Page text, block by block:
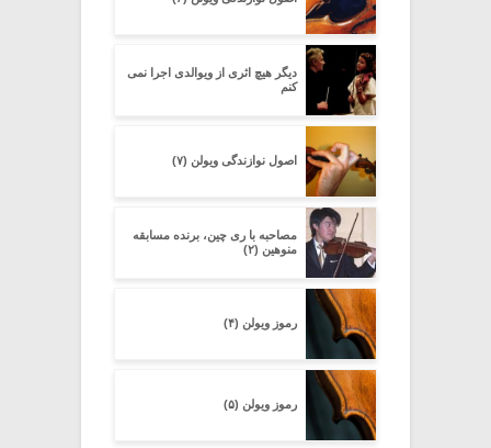
دیگر هیچ اثرى از ویوالدى اجرا نمى
کنم
اصول نوازندگی ویولن (۷)
مصاحبه با ری چین، برنده مسابقه
منوهین (۲)
رموز ویولن (۴)
رموز ویولن (۵)